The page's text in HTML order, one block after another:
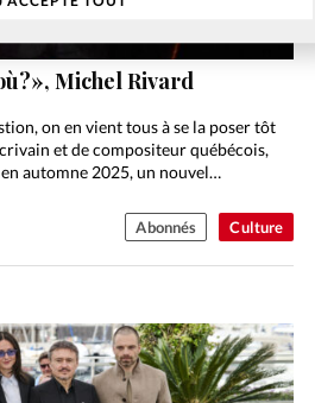
Culture
Michel Rivard
on en vient tous à se la poser tôt
et de compositeur québécois,
automne 2025, un nouvel…
Abonnés